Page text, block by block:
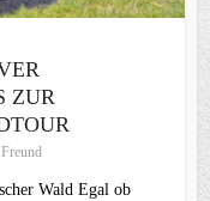
ZUR
Wald Egal ob